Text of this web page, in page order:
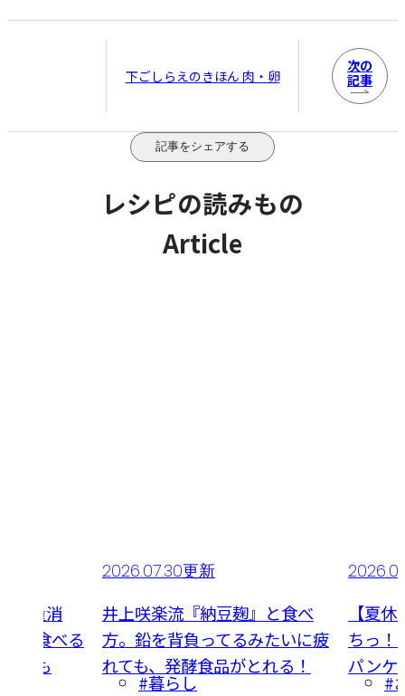
下ごしらえのきほん 肉・卵
次の
記事
記事をシェアする
レシピの読みもの
Article
大量消
を食べる
にも
2026.07.30更新
井上咲楽流『納豆麹』と食べ
方。鉛を背負ってるみたいに疲
れても、発酵食品がとれる！
#暮らし
【夏
ちっ！
パンケ
#